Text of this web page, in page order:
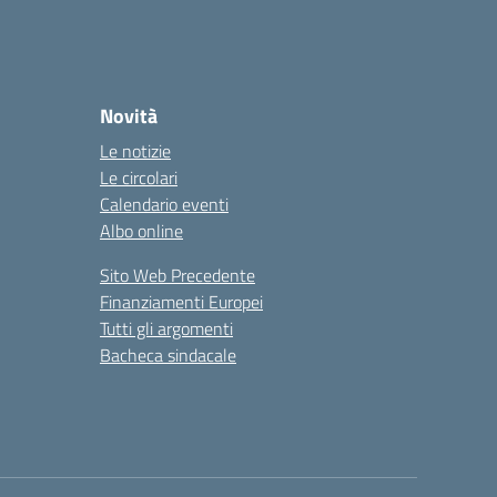
Novità
Le notizie
Le circolari
Calendario eventi
Albo online
Sito Web Precedente
Finanziamenti Europei
Tutti gli argomenti
Bacheca sindacale